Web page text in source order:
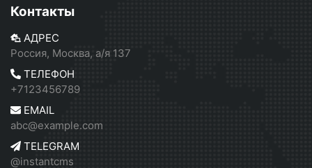
Контакты
АДРЕС
Россия, Москва, а/я 137
ТЕЛЕФОН
+7123456789
EMAIL
abc@example.com
TELEGRAM
@instantcms